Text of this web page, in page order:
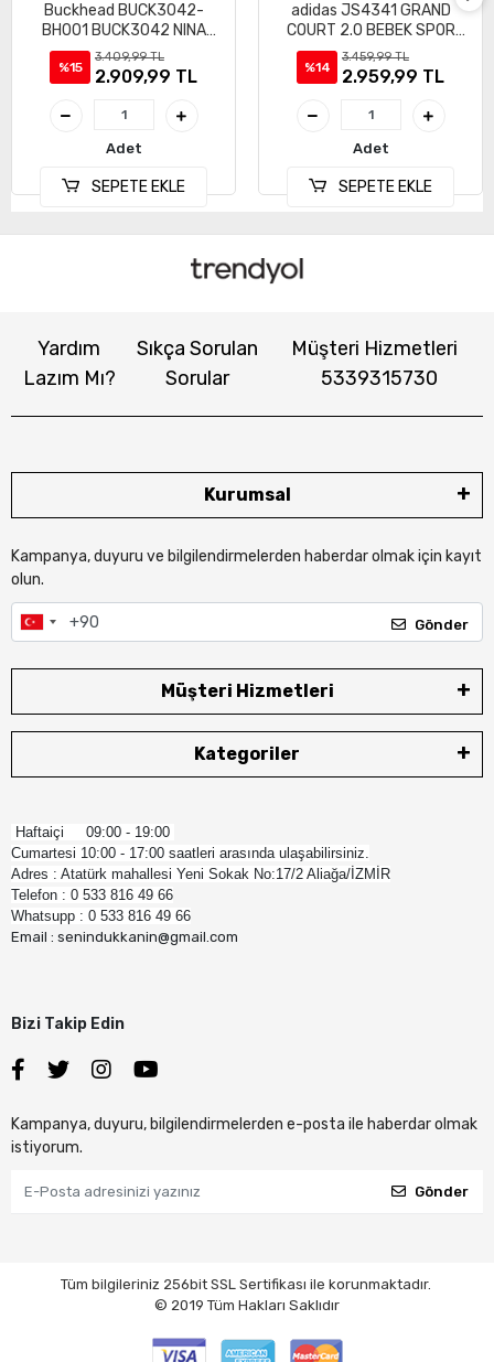
Buckhead BUCK3042-
BH001 BUCK3042 NINA
IŞIKLI SPOR AYAKKABI
%15
3.409,99 TL
2.909,99 TL
Adet
SEPETE EKLE
adidas JS4341 GRAND
COURT 2.0 BEBEK SPOR
AYAKKABI
%14
3.459,99 TL
2.959,99 TL
Adet
SEPETE EKLE
Yardım
Lazım Mı?
Sıkça Sorulan
Sorular
Müşteri Hizmetleri
5339315730
Kurumsal
Kampanya, duyuru ve bilgilendirmelerden haberdar olmak için kayıt
olun.
Gönder
Müşteri Hizmetleri
Kategoriler
Haftaiçi 09:00 - 19:00
Cumartesi 10:00 - 17:00 saatleri arasında ulaşabilirsiniz.
Adres : Atatürk mahallesi Yeni Sokak No:17/2 Aliağa/İZMİR
Telefon : 0 533 816 49 66
Whatsupp : 0 533 816 49 66
Email : senindukkanin@gmail.com
Bizi Takip Edin
Kampanya, duyuru, bilgilendirmelerden e-posta ile haberdar olmak
istiyorum.
Gönder
Tüm bilgileriniz 256bit SSL Sertifikası ile korunmaktadır.
© 2019 Tüm Hakları Saklıdır